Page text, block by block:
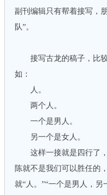
副刊编辑只有帮着接写，
队”。
接写古龙的稿子，比较
如：
人。
两个人。
一个是男人。
另一个是女人。
这样一接就是四行了，
陈就不是我们可以胜任的
就“人。”“一个是男人，